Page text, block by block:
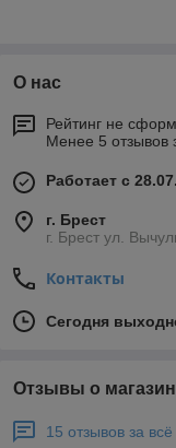
предлагаются в
О нас
Рейтинг не
Менее 5 отзывов
Работает с
г. Брест
г. Брест ул.
Контакты
Сегодня
Отзывы о
15 отзывов за